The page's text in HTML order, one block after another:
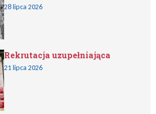
28 lipca 2026
Rekrutacja uzupełniająca
21 lipca 2026